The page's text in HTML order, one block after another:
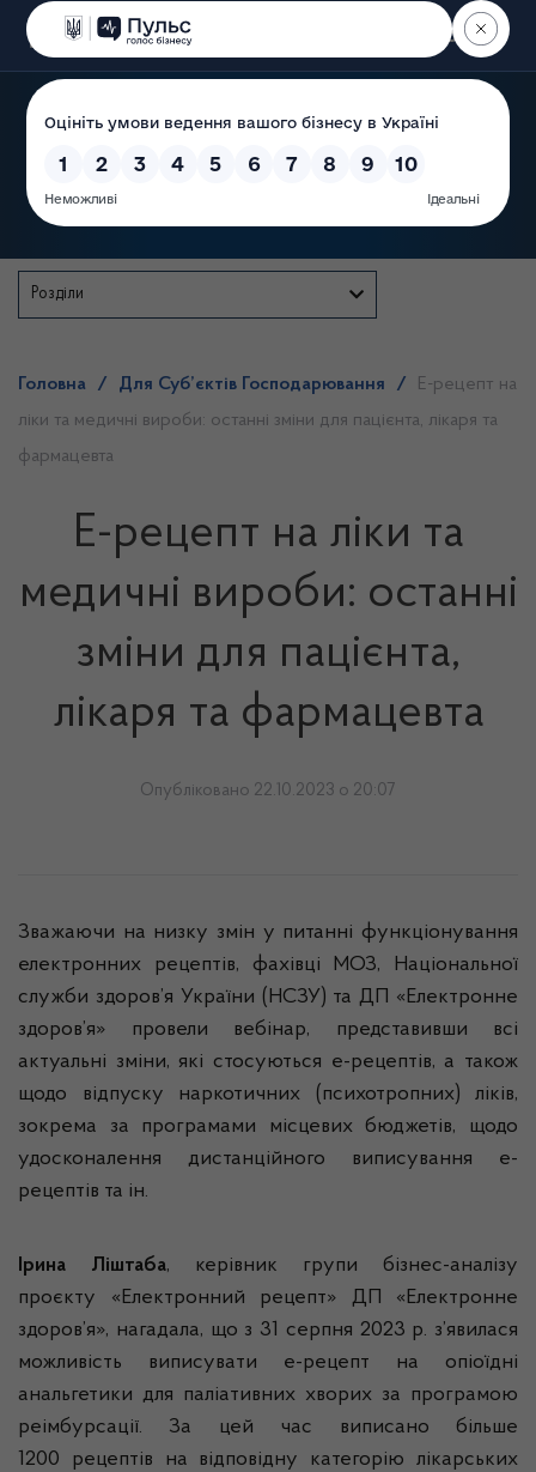
Пошук
Розділи
Головна / Для Суб’єктів Господарювання /
Е-рецепт на
ліки та медичні вироби: останні зміни для пацієнта, лікаря та
фармацевта
Е-рецепт на ліки та
медичні вироби: останні
зміни для пацієнта,
лікаря та фармацевта
Опубліковано 22.10.2023 о 20:07
Зважаючи на низку змін у питанні функціонування
електронних рецептів, фахівці МОЗ, Національної
служби здоров’я України (НСЗУ) та ДП «Електронне
здоров’я» провели вебінар, представивши всі
актуальні зміни, які стосуються е-рецептів, а також
щодо відпуску наркотичних (психотропних) ліків,
зокрема за програмами місцевих бюджетів, щодо
удосконалення дистанційного виписування е-
рецептів та ін.
Ірина Ліштаба, керівник групи бізнес-аналізу
проєкту «Електронний рецепт» ДП «Електронне
здоров’я», нагадала, що з 31 серпня 2023 р. з’явилася
можливість виписувати е-рецепт на опіоїдні
анальгетики для паліативних хворих за програмою
реімбурсації. За цей час виписано більше
1200 рецептів на відповідну категорію лікарських